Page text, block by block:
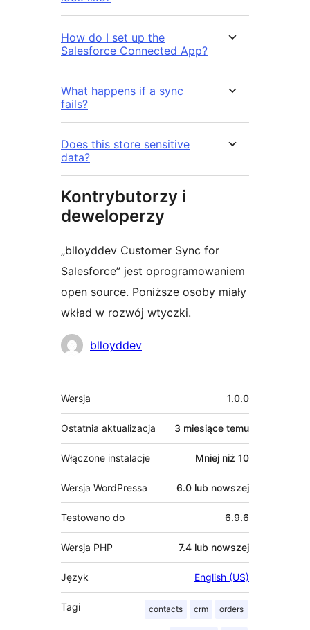
How do I set up the
Salesforce Connected App?
What happens if a sync
fails?
Does this store sensitive
data?
Kontrybutorzy i
deweloperzy
„blloyddev Customer Sync for
Salesforce” jest oprogramowaniem
open source. Poniższe osoby miały
wkład w rozwój wtyczki.
Zaangażowani
blloyddev
Meta
Wersja 1.0.0
Ostatnia aktualizacja 3 miesiące temu
Włączone instalacje Mniej niż 10
Wersja WordPressa 6.0 lub nowszej
Testowano do 6.9.6
Wersja PHP 7.4 lub nowszej
Język English (US)
Tagi contacts crm orders